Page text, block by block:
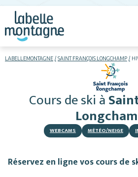
LABELLEMONTAGNE SAINT FRANÇOIS LONGCHAMP
Cours de ski à
WEBCAMS MÉTÉO/NEIGE
Réservez en ligne vos cours de